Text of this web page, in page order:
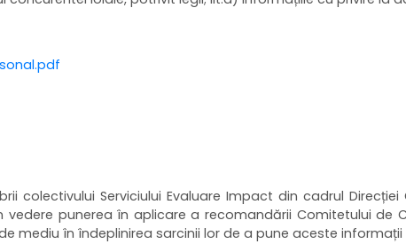
colectivului Serviciului Evaluare Impact din cadrul Direcției
vedere punerea în aplicare a recomandării Comitetului de
mediu în îndeplinirea sarcinii lor de a pune aceste informații